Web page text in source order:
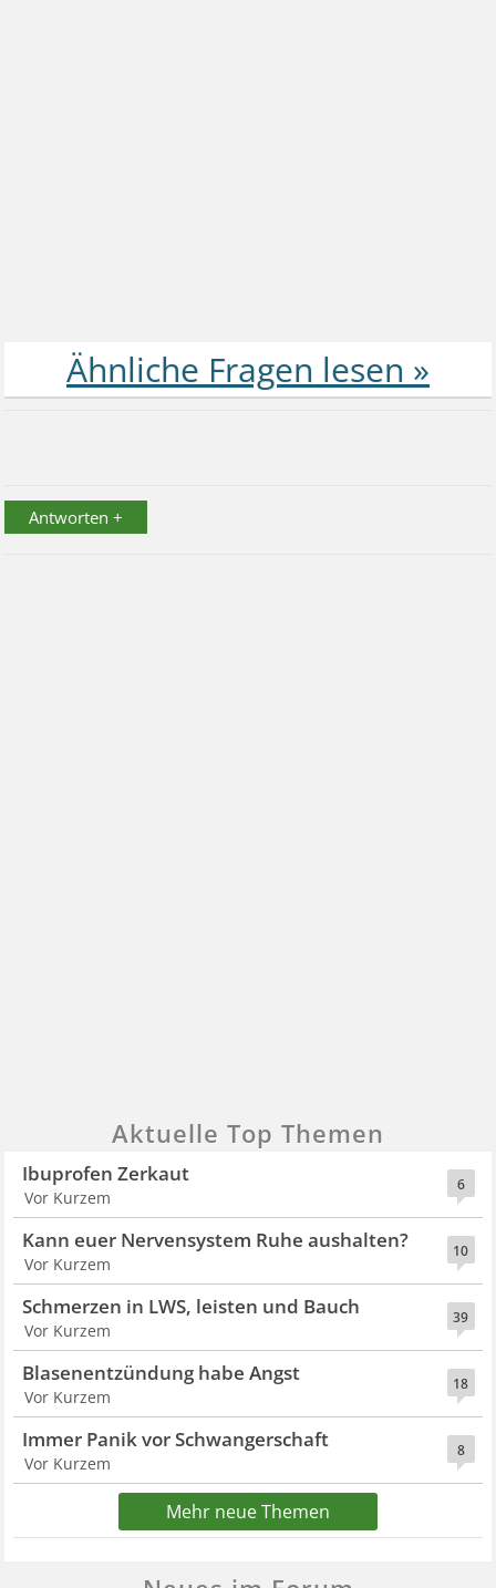
Antworten +
Aktuelle Top Themen
6
Ibuprofen Zerkaut
Vor Kurzem
10
Kann euer Nervensystem Ruhe aushalten?
Vor Kurzem
39
Schmerzen in LWS, leisten und Bauch
Vor Kurzem
18
Blasenentzündung habe Angst
Vor Kurzem
8
Immer Panik vor Schwangerschaft
Vor Kurzem
Mehr neue Themen